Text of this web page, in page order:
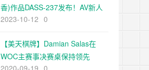
香)作品DASS-237发布！AV新人
生展开！但被下了最后通牒！
2023-10-12 0
【美天棋牌】Damian Salas在
WOC主赛事决赛桌保持领先
2020-09-19 0